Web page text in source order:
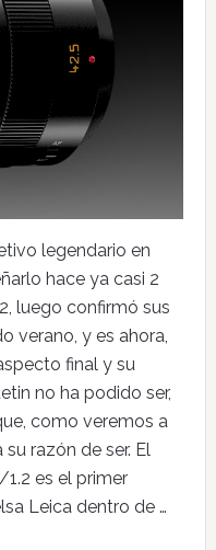
legendario en
hace ya casi 2
luego confirmó sus
verano, y es ahora,
final y su
no ha podido ser,
como veremos a
razón de ser. El
es el primer
Leica dentro de …